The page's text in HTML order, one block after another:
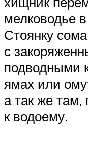
мелководье
Стоянку
с
подводными
ямах или
а так же там,
к водоему.